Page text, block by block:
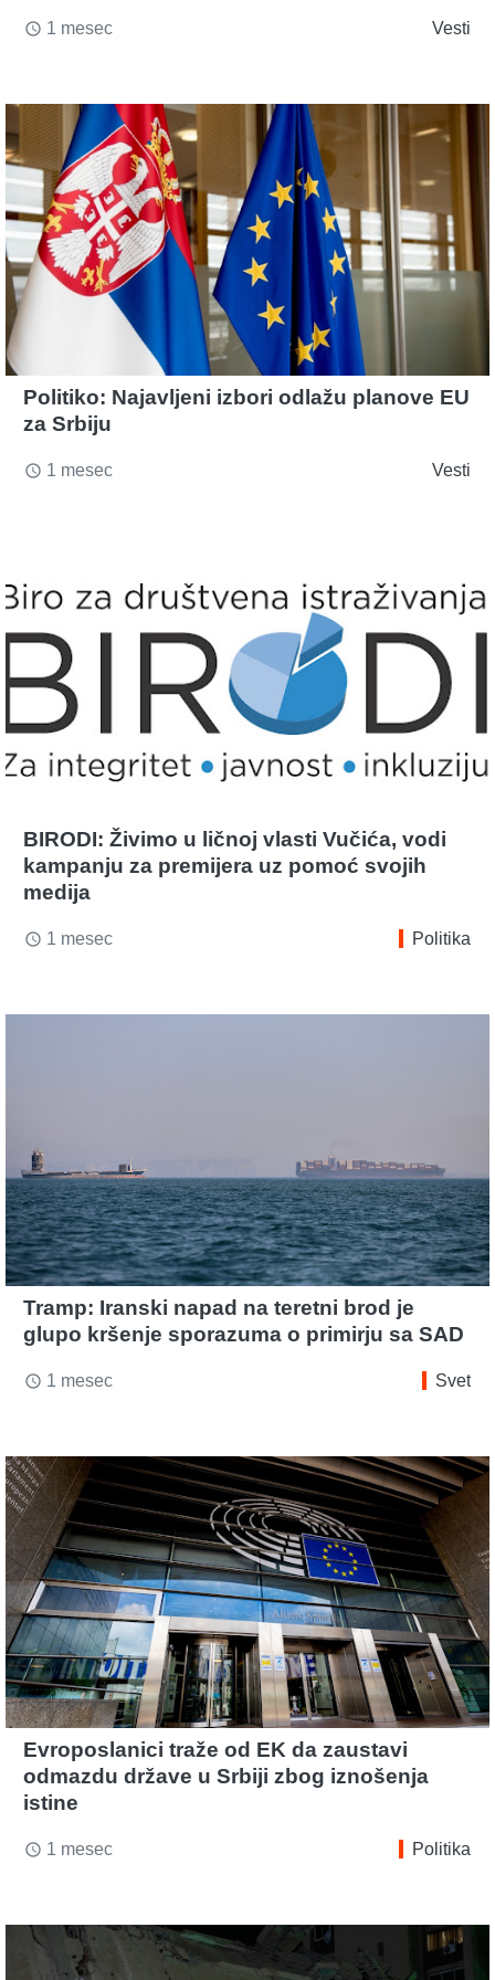
access_time 1 mesec Vesti
Politiko: Najavljeni izbori odlažu planove EU
za Srbiju
access_time 1 mesec Vesti
BIRODI: Živimo u ličnoj vlasti Vučića, vodi
kampanju za premijera uz pomoć svojih
medija
access_time 1 mesec Politika
Tramp: Iranski napad na teretni brod je
glupo kršenje sporazuma o primirju sa SAD
access_time 1 mesec Svet
Evroposlanici traže od EK da zaustavi
odmazdu države u Srbiji zbog iznošenja
istine
access_time 1 mesec Politika